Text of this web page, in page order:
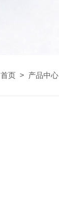
首页 > 产品中心